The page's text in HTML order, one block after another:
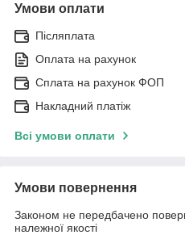
Умови оплати
Післяплата
Оплата на рахунок
Сплата на рахунок ФОП
Накладний платіж
Всі умови оплати
Умови повернення
Законом не передбачено
належної якості